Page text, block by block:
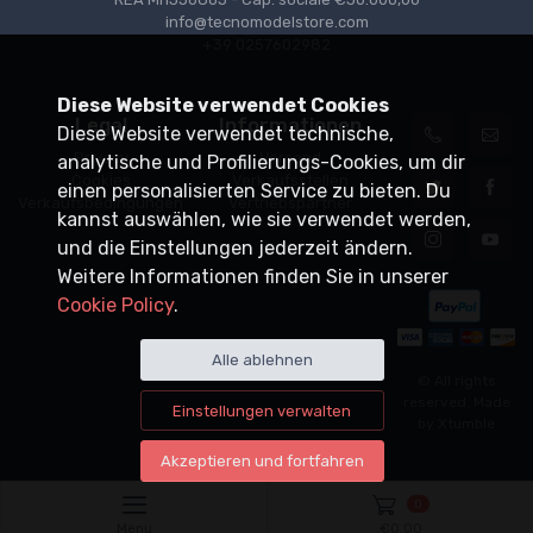
info@tecnomodelstore.com
Legal
Privacy
Cookies
Verkaufsbedingungen
Informationen
Versand
Verkaufsstellen
Vertriebspartner
Diese Website verwendet Cookies
Diese Website verwendet technische,
analytische und Profilierungs-Cookies, um dir
einen personalisierten Service zu bieten. Du
kannst auswählen, wie sie verwendet werden,
und die Einstellungen jederzeit ändern.
Weitere Informationen finden Sie in unserer
Cookie Policy.
Alle ablehnen
Einstellungen verwalten
Akzeptieren und fortfahren